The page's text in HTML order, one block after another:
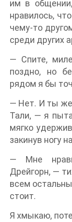
им в
нравилось,
чему-то
среди других
— Спите,
поздно, но
рядом я бы
— Нет. И ты же
Тали, — я
мягко
закинув ногу
— Мне
Дрейгорн, —
всем
стоит.
Я хмыкаю,